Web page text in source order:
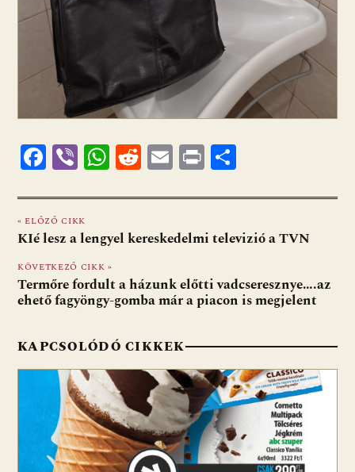
F
e
b
o
o
k
Vi
er
W
at
s
A
p
p
R
d
di
E
ai
l
Pr
t za
m
g
« ELŐZŐ CIKK
KIé lesz a lengyel kereskedelmi televizió a TVN
KÖVETKEZŐ CIKK »
Termőre fordult a házunk előtti vadcseresznye….az
ehető fagyöngy-gomba már a piacon is megjelent
KAPCSOLÓDÓ CIKKEK